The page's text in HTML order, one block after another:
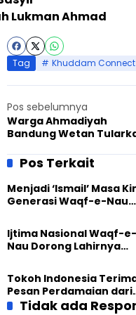
Lukman Ahmad
Tag Khuddam Connect
Pos sebelumnya
Warga Ahmadiyah
Bandung Wetan
Lingkungan Masjid
Pos Terkait
Menjadi ‘Ismail’ Masa
Generasi Waqf-e-Nau
Pengabdian
Ijtima Nasional Waqf-e-
Nau Dorong Lahirnya
yang Militan
Tokoh Indonesia
Pesan Perdamaian dari
Khalifah Muslim
Tidak ada